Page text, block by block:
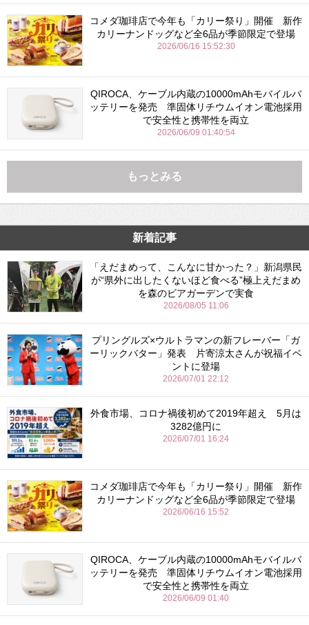
コメダ珈琲店で今年も「カリー祭り」開催 新作
カリーナンドッグなど全6品が季節限定で登場
2026/06/16 15:52:30
QIROCA、ケーブル内蔵の10000mAhモバイルバ
ッテリーを発売 準固体リチウムイオン電池採用
で安全性と携帯性を両立
2026/06/09 01:40:54
もっとみる
新着記事
「えだまめって、こんなに甘かった？」新潟県民
が“県外に出したくないほど食べる”極上えだまめ
を森のビアガーデンで実食
2026/08/05 11:06
プリングルズ×ウルトラマンの新フレーバー「ガ
ーリックバター」発表 片寄涼太さんが祝福イベ
ントに登場
2026/07/01 22:12
外食市場、コロナ禍後初めて2019年超え 5月は
3282億円に
2026/07/01 16:24
コメダ珈琲店で今年も「カリー祭り」開催 新作
カリーナンドッグなど全6品が季節限定で登場
2026/06/16 15:52
QIROCA、ケーブル内蔵の10000mAhモバイルバ
ッテリーを発売 準固体リチウムイオン電池採用
で安全性と携帯性を両立
2026/06/09 01:40